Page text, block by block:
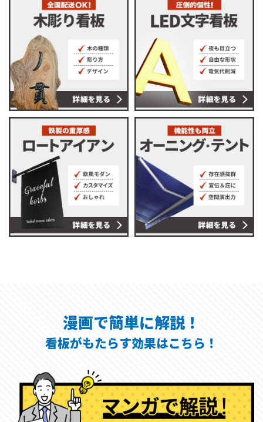
漫画で簡単に解説！
看板がもたらす効果はこちら！